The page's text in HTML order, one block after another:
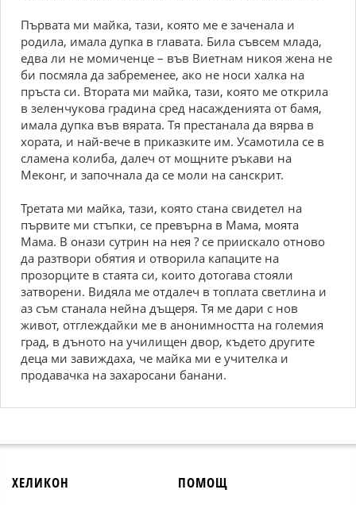
Първата ми майка, тази, която ме е заченала и
родила, имала дупка в главата. Била съвсем млада,
едва ли не момиченце – във Виетнам никоя жена не
би посмяла да забременее, ако не носи халка на
пръста си. Втората ми майка, тази, която ме открила
в зеленчукова градина сред насажденията от бамя,
имала дупка във вярата. Тя престанала да вярва в
хората, и най-вече в приказките им. Усамотила се в
сламена колиба, далеч от мощните ръкави на
Меконг, и започнала да се моли на санскрит.
Третата ми майка, тази, която стана свидетел на
първите ми стъпки, се превърна в Мама, моята
Мама. В онази сутрин на нея ? се приискало отново
да разтвори обятия и отворила капаците на
прозорците в стаята си, които дотогава стояли
затворени. Видяла ме отдалеч в топлата светлина и
аз съм станала нейна дъщеря. Тя ме дари с нов
живот, отглеждайки ме в анонимността на големия
град, в дъното на училищен двор, където другите
деца ми завиждаха, че майка ми е учителка и
продавачка на захаросани банани.
ХЕЛИКОН ПОМОЩ